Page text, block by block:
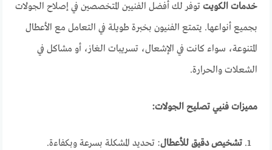
خدمات الكويت توفر لك أفضل الفنيين المتخصصين في إصلاح الجولات
بجميع أنواعها. يتمتع الفنيون بخبرة طويلة في التعامل مع الأعطال
المتنوعة، سواء كانت في الإشعال، تسريبات الغاز، أو مشاكل في
الشعلات والحرارة.
مميزات فنيي تصليح الجولات:
تشخيص دقيق للأعطال: تحديد المشكلة بسرعة وبكفاءة.